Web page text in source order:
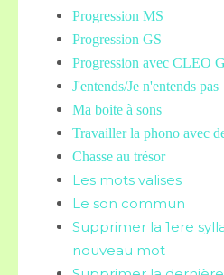
Progression MS
Progression GS
Progression avec CLEO
J'entends/Je n'entends pas
Ma boite à sons
Travailler la phono avec
Chasse au trésor
Les mots valises
Le son commun
Supprimer la 1ere
nouveau mot